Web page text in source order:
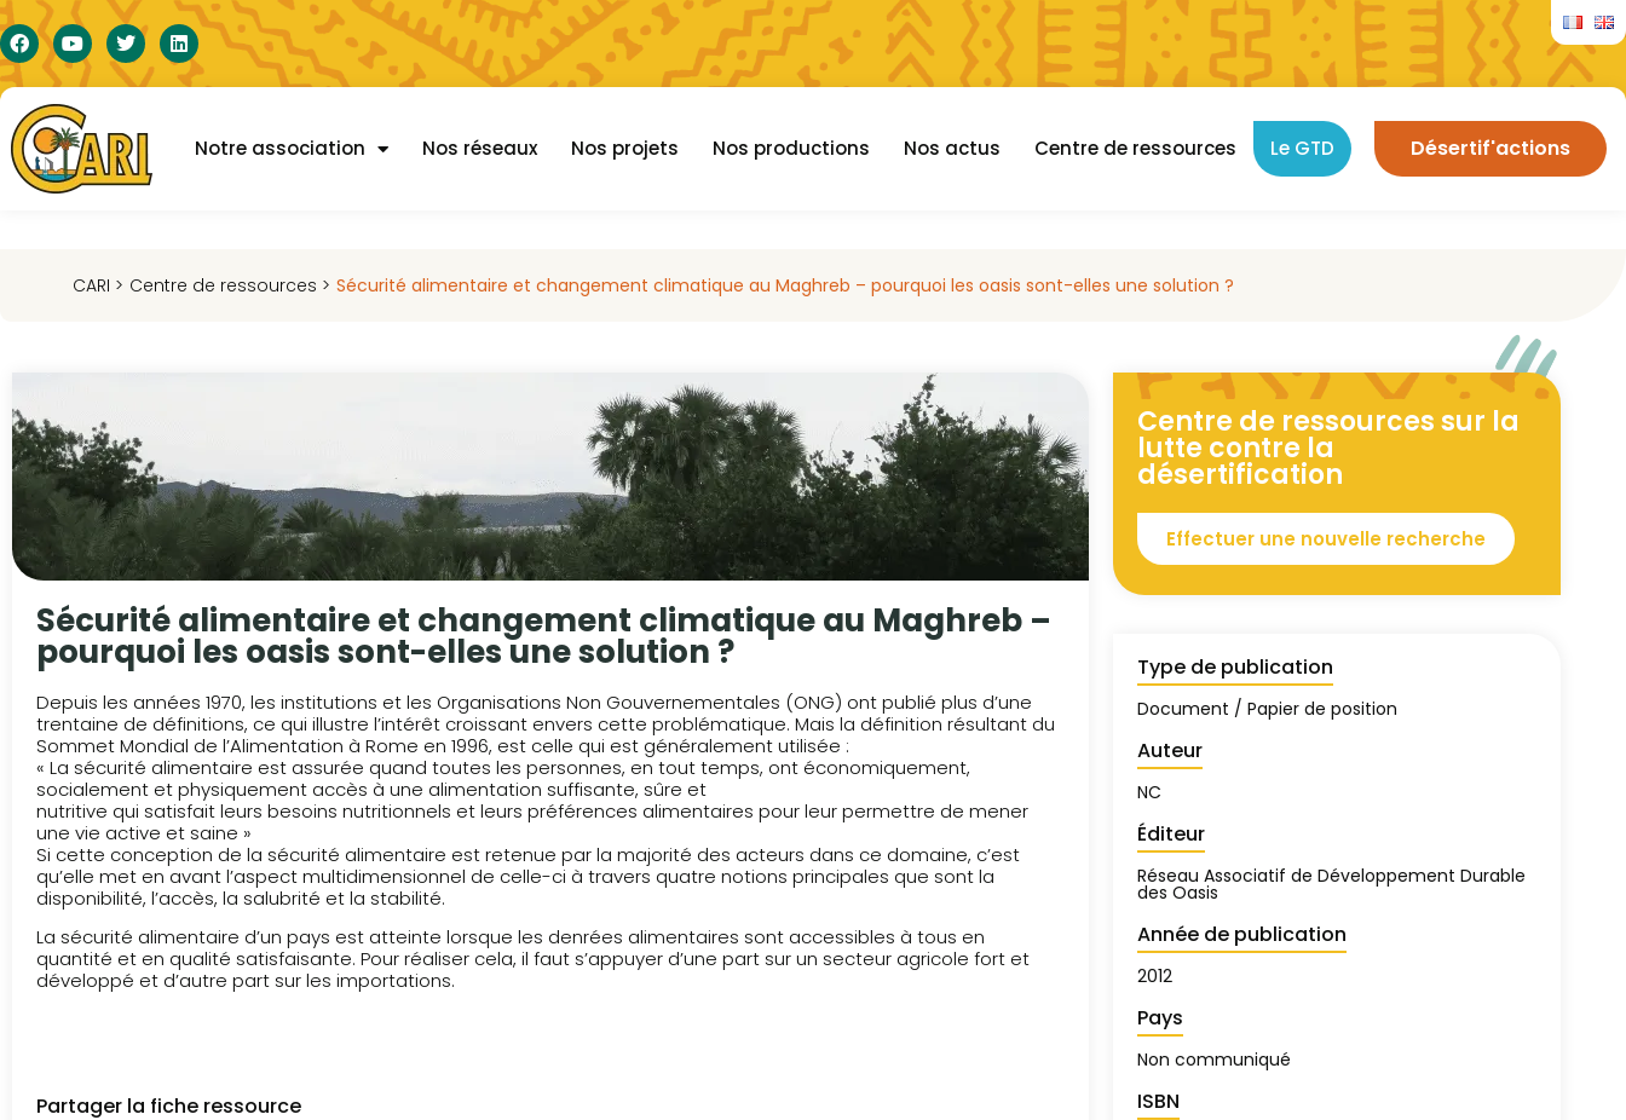
Notre association Nos réseaux Nos projets Nos productions Nos actus Centre de ressources Le GTD Désertif'actions
CARI > Centre de ressources > Sécurité alimentaire et changement climatique au Maghreb – pourquoi les oasis sont-elles une solution ?
Sécurité alimentaire et changement climatique au Maghreb –
pourquoi les oasis sont-elles une solution ?
Depuis les années 1970, les institutions et les Organisations Non Gouvernementales (ONG) ont publié plus d’une
trentaine de définitions, ce qui illustre l’intérêt croissant envers cette problématique. Mais la définition résultant du
Sommet Mondial de l’Alimentation à Rome en 1996, est celle qui est généralement utilisée :
« La sécurité alimentaire est assurée quand toutes les personnes, en tout temps, ont économiquement,
socialement et physiquement accès à une alimentation suffisante, sûre et
nutritive qui satisfait leurs besoins nutritionnels et leurs préférences alimentaires pour leur permettre de mener
une vie active et saine »
Si cette conception de la sécurité alimentaire est retenue par la majorité des acteurs dans ce domaine, c’est
qu’elle met en avant l’aspect multidimensionnel de celle-ci à travers quatre notions principales que sont la
disponibilité, l’accès, la salubrité et la stabilité.
La sécurité alimentaire d’un pays est atteinte lorsque les denrées alimentaires sont accessibles à tous en
quantité et en qualité satisfaisante. Pour réaliser cela, il faut s’appuyer d’une part sur un secteur agricole fort et
développé et d’autre part sur les importations.
Partager la fiche ressource
Centre de ressources sur la
lutte contre la
désertification
Effectuer une nouvelle recherche
Type de publication
Document / Papier de position
Auteur
NC
Éditeur
Réseau Associatif de Développement Durable
des Oasis
Année de publication
2012
Pays
Non communiqué
ISBN